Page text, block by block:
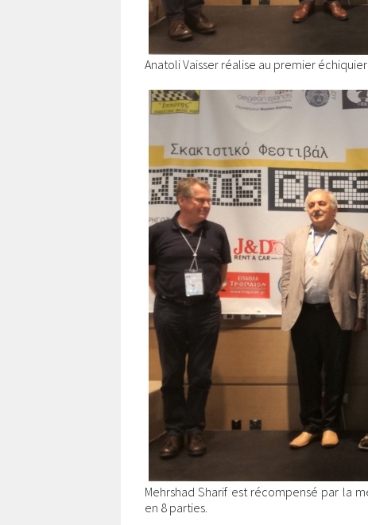
Anatoli Vaisser réalise au premier
Mehrshad Sharif est récompensé par la
en 8 parties.